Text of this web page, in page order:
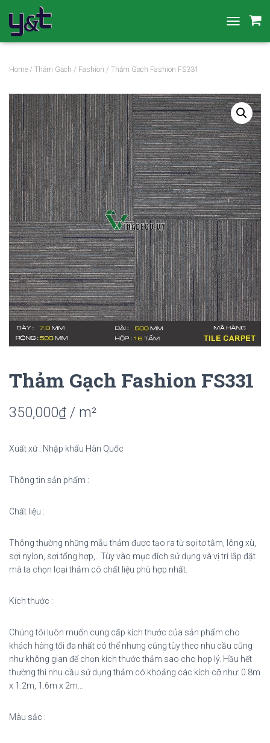
O
N
A
V
I
G
A
T
I
O
N
Home / Thảm Gạch / Fashion / Thảm Gạch Fashion FS331
Thảm Gạch Fashion FS331
350,000₫ / m²
Xuất xứ : Nhập khẩu Hàn Quốc
Thông tin sản phẩm :
Chất liệu :
Thông thường những mẫu thảm được tạo ra từ sợi tơ tằm, lông xù,
sợi nylon, sợi tổng hợp,.. Tùy vào mục đích sử dụng và vị trí lắp đặt
mà ta chọn loại thảm có chất liệu phù hợp nhất.
Kích thước :
Chúng tôi luôn muốn cung cấp kích thước của sản phẩm cho
khách hàng tối đa nhất có thể nhưng cũng tùy theo nhu cầu cũng
như không gian để chọn kích thước thảm sao cho hợp lý. Hầu hết
thường thì nhu cầu sử dụng thảm có khoảng các kích cỡ như: 0.8m
x 1.2m, 1.6m x 2m…
Màu sắc :